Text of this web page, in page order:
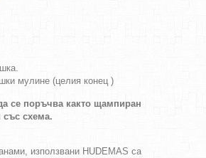
мулине (целия конец )
се поръчва както щампиран
със схема.
използвани HUDEMAS са